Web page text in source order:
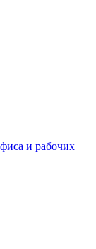
и рабочих